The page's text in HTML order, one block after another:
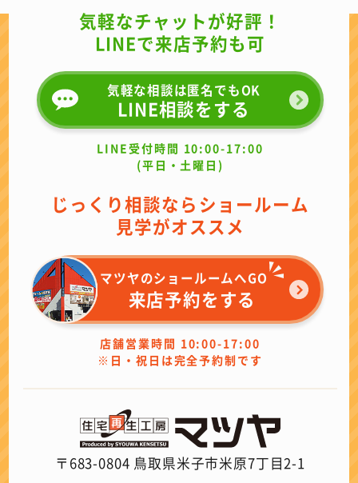
気軽なチャットが好評！
LINEで来店予約も可
気軽な相談は匿名でもOK
LINE相談をする
LINE受付時間 10:00-17:00
(平日・土曜日)
じっくり相談ならショールーム
見学がオススメ
マツヤのショールームへGO
来店予約をする
店舗営業時間 10:00-17:00
※日・祝日は完全予約制です
〒683-0804 鳥取県米子市米原7丁目2-1